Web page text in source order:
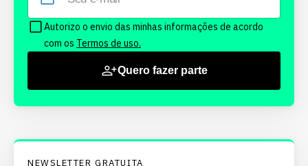
Autorizo o envio das minhas informações de acordo
com os Termos de uso.
Quero fazer parte
NEWSLETTER GRATUITA